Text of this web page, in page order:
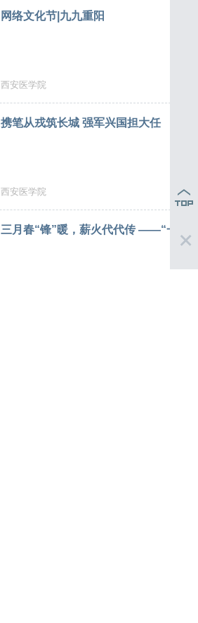
网络文化节|九九重阳
西安医学院
携笔从戎筑长城 强军兴国担大任
西安医学院
三月春“锋”暖，薪火代代传 ——“一站